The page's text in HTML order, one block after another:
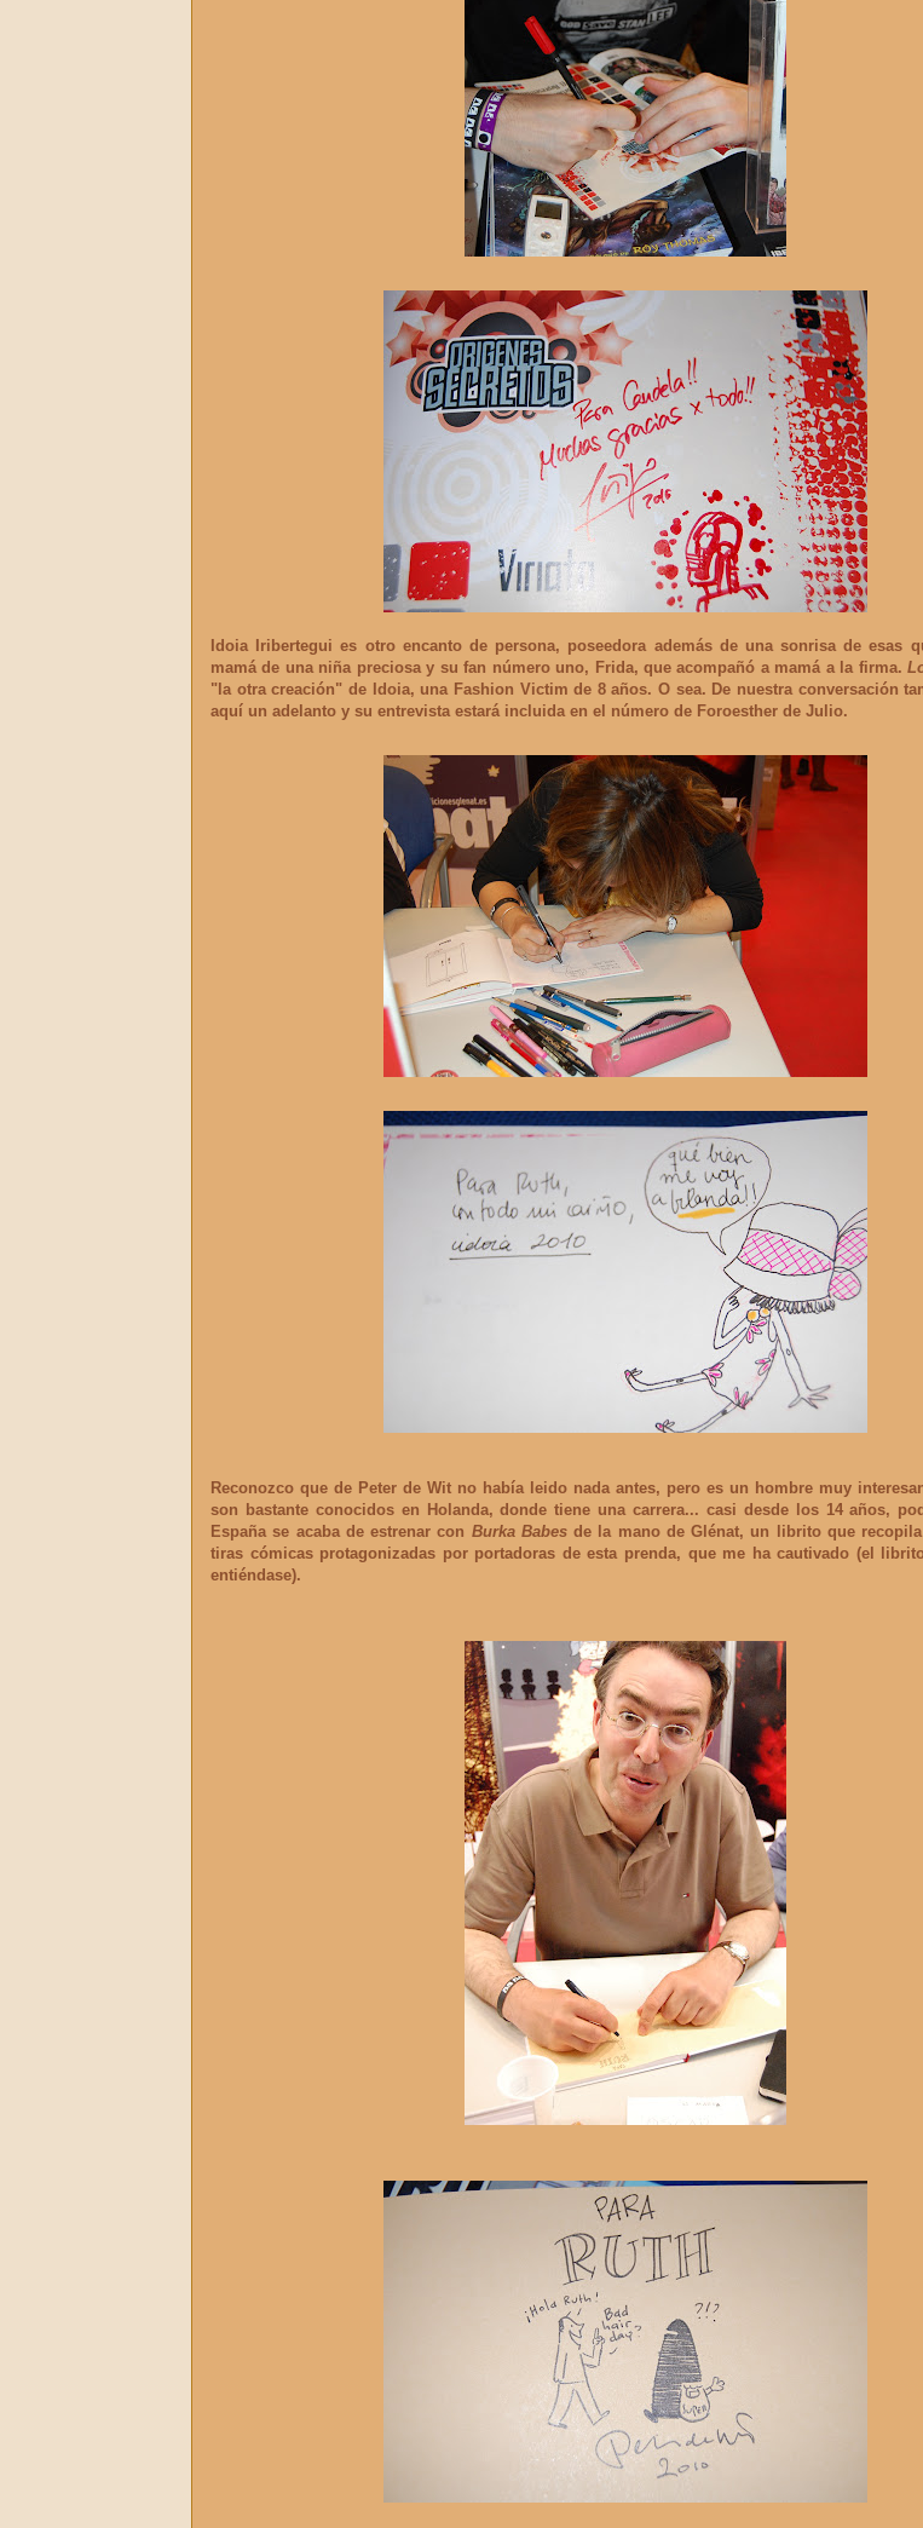
Idoia Iribertegui es otro encanto de persona, poseedora además de una sonrisa de esas
mamá de una niña preciosa y su fan número uno, Frida, que acompañó a mamá a la firma.
"la otra creación" de Idoia, una Fashion Victim de 8 años. O sea. De nuestra conversación
aquí un adelanto y su entrevista estará incluida en el número de Foroesther de Julio.
Reconozco que de Peter de Wit no había leido nada antes, pero es un hombre muy
son bastante conocidos en Holanda, donde tiene una carrera... casi desde los 14 años,
España se acaba de estrenar con Burka Babesde la mano de Glénat, un librito que
tiras cómicas protagonizadas por portadoras de esta prenda, que me ha cautivado (el
entiéndase).